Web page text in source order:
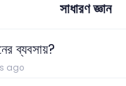
সাধারণ জ্ঞান
ব্যবসায়?
ago